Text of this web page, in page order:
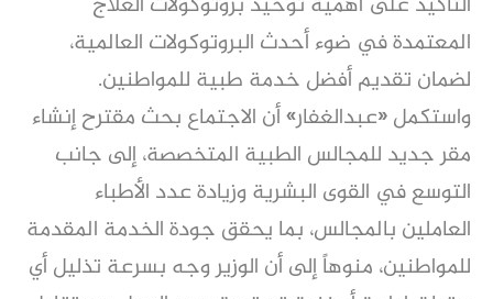
المعتمدة في ضوء أحدث البروتوكولات العالمية،
لضمان تقديم أفضل خدمة طبية للمواطنين.
واستكمل «عبدالغفار» أن الاجتماع بحث مقترح إنشاء
مقر جديد للمجالس الطبية المتخصصة، إلى جانب
التوسع في القوى البشرية وزيادة عدد الأطباء
العاملين بالمجالس، بما يحقق جودة الخدمة المقدمة
للمواطنين، منوهاً إلى أن الوزير وجه بسرعة تذليل أي